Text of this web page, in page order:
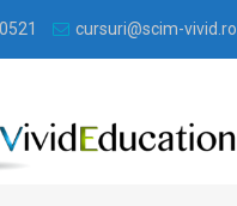
cursuri@scim-vivid.ro